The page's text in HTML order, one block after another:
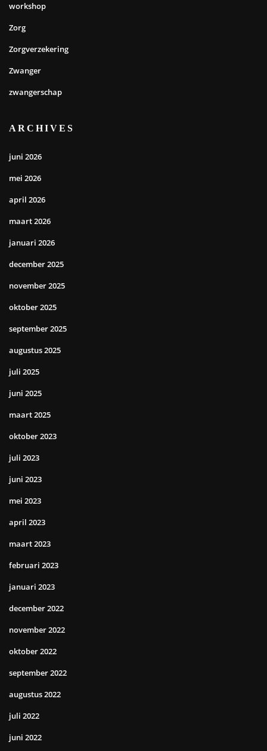
workshop
Zorg
Zorgverzekering
Zwanger
zwangerschap
ARCHIVES
juni 2026
mei 2026
april 2026
maart 2026
januari 2026
december 2025
november 2025
oktober 2025
september 2025
augustus 2025
juli 2025
juni 2025
maart 2025
oktober 2023
juli 2023
juni 2023
mei 2023
april 2023
maart 2023
februari 2023
januari 2023
december 2022
november 2022
oktober 2022
september 2022
augustus 2022
juli 2022
juni 2022